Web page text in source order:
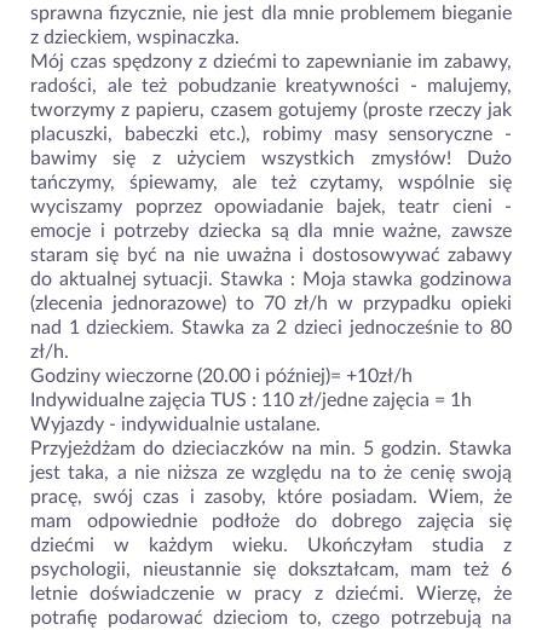
sprawna fizycznie, nie jest dla mnie problemem bieganie
z dzieckiem, wspinaczka.
Mój czas spędzony z dziećmi to zapewnianie im zabawy,
radości, ale też pobudzanie kreatywności - malujemy,
tworzymy z papieru, czasem gotujemy (proste rzeczy jak
placuszki, babeczki etc.), robimy masy sensoryczne -
bawimy się z użyciem wszystkich zmysłów! Dużo
tańczymy, śpiewamy, ale też czytamy, wspólnie się
wyciszamy poprzez opowiadanie bajek, teatr cieni -
emocje i potrzeby dziecka są dla mnie ważne, zawsze
staram się być na nie uważna i dostosowywać zabawy
do aktualnej sytuacji. Stawka : Moja stawka godzinowa
(zlecenia jednorazowe) to 70 zł/h w przypadku opieki
nad 1 dzieckiem. Stawka za 2 dzieci jednocześnie to 80
zł/h.
Godziny wieczorne (20.00 i później)= +10zł/h
Indywidualne zajęcia TUS : 110 zł/jedne zajęcia = 1h
Wyjazdy - indywidualnie ustalane.
Przyjeżdżam do dzieciaczków na min. 5 godzin. Stawka
jest taka, a nie niższa ze względu na to że cenię swoją
pracę, swój czas i zasoby, które posiadam. Wiem, że
mam odpowiednie podłoże do dobrego zajęcia się
dziećmi w każdym wieku. Ukończyłam studia z
psychologii, nieustannie się dokształcam, mam też 6
letnie doświadczenie w pracy z dziećmi. Wierzę, że
potrafię podarować dzieciom to, czego potrzebują na